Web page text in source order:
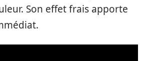
Son effet frais apporte